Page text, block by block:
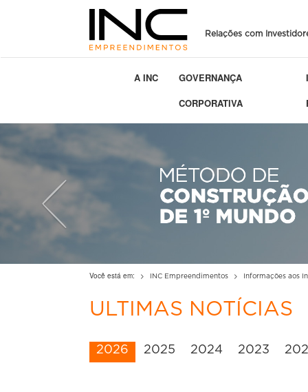
Relações com
A INC
GOVERNANÇA
CORPORATIVA
Você está em: INC Empreendimentos Informações aos
ULTIMAS NOTÍCIAS
2026 2025 2024 2023